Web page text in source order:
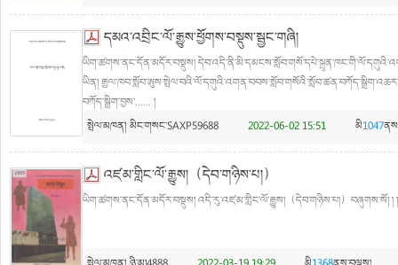
དམའ་འབྲིང་ལོ་རྒྱུས་ཕྱོགས་བསྡུས་སྦྱང་གཞི།
ཡིག་ཚགས་ནང་དོན་མདོར་བསྡུས།
ཡིན།
བཀོད་སྒྲིག་བྱས་...... །
སྤེལ་མཁན། མིང་གསང་SAXP59688 2022-06-02 15:51 མི1047
འཛམ་གླིང་ལོ་རྒྱུས།（དེབ་གཉིས་པ།）
ཡིག་ཚགས་ནང་དོན་མདོར་བསྡུས། འདི་རུ་འཛམ་གླིང་ལོ་རྒྱུས།（དེབ་གཉིས་པ།）བཞུགས་སོ། ། །